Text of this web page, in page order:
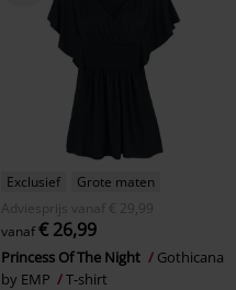
Exclusief
Grote maten
Adviesprijs
vanaf € 29,99
vanaf€ 26,99
Princess Of The Night
Gothicana
by EMP
T-shirt